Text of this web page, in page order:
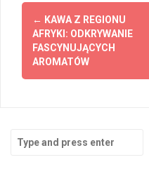
Post
navigation
← KAWA Z REGIONU
AFRYKI: ODKRYWANIE
FASCYNUJĄCYCH
AROMATÓW
for: